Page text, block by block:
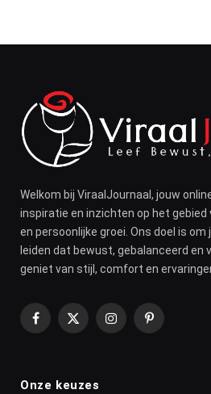
Welkom bij ViraalJournaal, jouw
inspiratie en inzichten op het gebied
en persoonlijke groei. Ons doel is
leiden dat bewust, gebalanceerd en
geniet van stijl, comfort en
Facebook
X
InstagramPinterest
Onze keuzes